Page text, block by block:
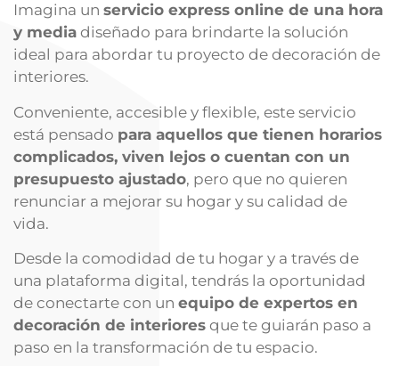
Imagina un servicio express online de una hora
y media diseñado para brindarte la solución
ideal para abordar tu proyecto de decoración de
interiores.
Conveniente, accesible y flexible, este servicio
está pensado para aquellos que tienen horarios
complicados, viven lejos o cuentan con un
presupuesto ajustado, pero que no quieren
renunciar a mejorar su hogar y su calidad de
vida.
Desde la comodidad de tu hogar y a través de
una plataforma digital, tendrás la oportunidad
de conectarte con un equipo de expertos en
decoración de interiores que te guiarán paso a
paso en la transformación de tu espacio.